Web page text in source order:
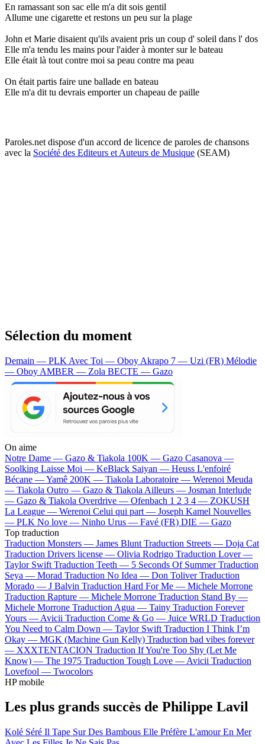
En ramassant son sac elle m'a dit sois gentil
Allume une cigarette et restons un peu sur la plage
John et Marie disaient qu'ils avaient pris un coup d' soleil dans l' dos
Elle m'a tendu les mains pour l'aider à monter sur le bateau
Elle était là tout contre moi sa peau contre ma peau
On était partis faire une ballade en bateau
Elle m'a dit tu devrais emporter un chapeau de paille
Paroles.net dispose d'un accord de licence de paroles de chansons
avec la Société des Editeurs et Auteurs de Musique (SEAM)
Sélection du moment
Demain — PLK Avec Toi — Oboy Akrapo 7 — Uzi (FR) Mélodie
— Oboy AMBER — Zola BECTE — Gazo
On aime
Notre Dame — Gazo & Tiakola 100K — Gazo Casanova —
Soolking Laisse Moi — KeBlack Saiyan — Heuss L'enfoiré
Bécane —Yamê 200K — Tiakola Laboratoire — Werenoi Meuda
— Tiakola Outro — Gazo & Tiakola Ailleurs — Josman Interlude
— Gazo & Tiakola Overdrive — Ofenbach 1 2 3 4 — ZOKUSH
La League — Werenoi Celui qui part — Joseph Kamel Nouvelles
— PLK No love — Ninho Urus — Favé (FR) DIE — Gazo
Top traduction
Traduction Monsters — James Blunt Traduction Streets — Doja Cat
Traduction Drivers license — Olivia Rodrigo Traduction Lover —
Taylor Swift Traduction Teeth — 5 Seconds Of Summer Traduction
Seya — Morad Traduction No Idea — Don Toliver Traduction
Morado — J Balvin Traduction Hard For Me — Michele Morrone
Traduction Rapture — Michele Morrone Traduction Stand By —
Michele Morrone Traduction Agua — Tainy Traduction Forever
Yours — Avicii Traduction Come & Go — Juice WRLD Traduction
You Need to Calm Down — Taylor Swift Traduction I Think I’m
Okay — MGK (Machine Gun Kelly) Traduction bad vibes forever
— XXXTENTACION Traduction If You're Too Shy (Let Me
Know) — The 1975 Traduction Tough Love — Avicii Traduction
Lovefool — Twocolors
HP mobile
Les plus grands succès de Philippe Lavil
Kolé Séré Il Tape Sur Des Bambous Elle Préfère L'amour En Mer